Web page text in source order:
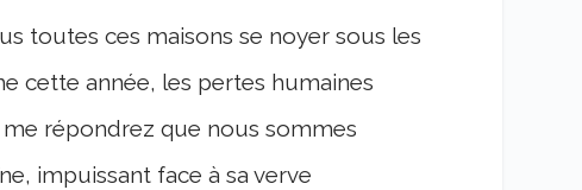
toutes ces maisons se noyer sous les
cette année, les pertes humaines
répondrez que nous sommes
impuissant face à sa verve